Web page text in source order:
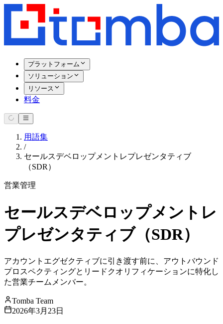
プラットフォーム
ソリューション
リソース
料金
用語集
/
セールスデベロップメントレプレゼンタティブ
（SDR）
営業管理
セールスデベロップメントレ
プレゼンタティブ（SDR）
アカウントエグゼクティブに引き渡す前に、アウトバウンド
プロスペクティングとリードクオリフィケーションに特化し
た営業チームメンバー。
Tomba Team
2026年3月23日